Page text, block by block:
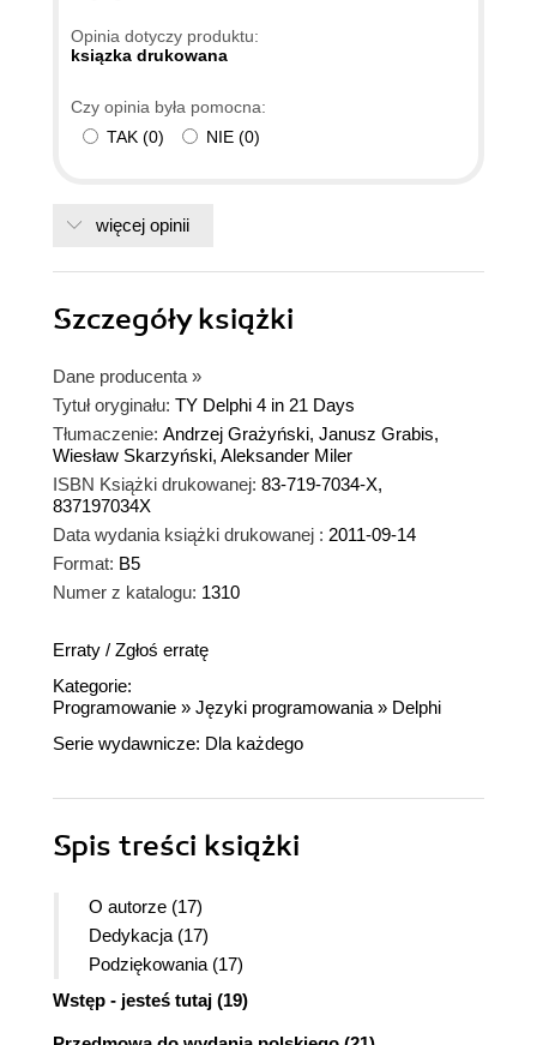
Opinia dotyczy produktu:
ksiązka drukowana
Czy opinia była pomocna:
TAK (0) NIE (0)
więcej opinii
Szczegółyksiążki
Dane producenta »
Tytuł oryginału: TY Delphi 4 in 21 Days
Tłumaczenie: Andrzej Grażyński, Janusz Grabis,
Wiesław Skarzyński, Aleksander Miler
ISBN Książki drukowanej: 83-719-7034-X,
837197034X
Data wydania książki drukowanej : 2011-09-14
Format: B5
Numer z katalogu: 1310
Erraty / Zgłoś erratę
Kategorie:
Programowanie » Języki programowania » Delphi
Serie wydawnicze: Dla każdego
Spis treści książki
O autorze (17)
Dedykacja (17)
Podziękowania (17)
Wstęp - jesteś tutaj (19)